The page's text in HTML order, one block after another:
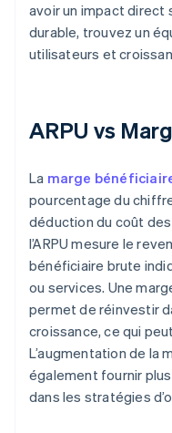
avoir un impact direct
durable, trouvez un
utilisateurs et
ARPU vs
La marge
pourcentage du
déduction du coût
l’ARPU mesure le
bénéficiaire brute
ou services. Une
permet de réinvestir
croissance, ce qui
L’augmentation de la
également fournir
dans les stratégies